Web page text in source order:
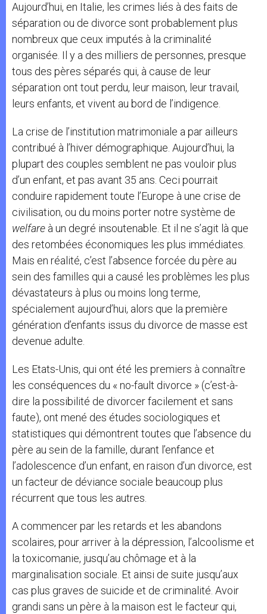
Aujourd’hui, en Italie, les crimes liés à des faits de
séparation ou de divorce sont probablement plus
nombreux que ceux imputés à la criminalité
organisée. Il y a des milliers de personnes, presque
tous des pères séparés qui, à cause de leur
séparation ont tout perdu, leur maison, leur travail,
leurs enfants, et vivent au bord de l’indigence.
La crise de l’institution matrimoniale a par ailleurs
contribué à l’hiver démographique. Aujourd’hui, la
plupart des couples semblent ne pas vouloir plus
d’un enfant, et pas avant 35 ans. Ceci pourrait
conduire rapidement toute l’Europe à une crise de
civilisation, ou du moins porter notre système de
welfare à un degré insoutenable. Et il ne s’agit là que
des retombées économiques les plus immédiates.
Mais en réalité, c’est l’absence forcée du père au
sein des familles qui a causé les problèmes les plus
dévastateurs à plus ou moins long terme,
spécialement aujourd’hui, alors que la première
génération d’enfants issus du divorce de masse est
devenue adulte.
Les Etats-Unis, qui ont été les premiers à connaître
les conséquences du « no-fault divorce » (c’est-à-
dire la possibilité de divorcer facilement et sans
faute), ont mené des études sociologiques et
statistiques qui démontrent toutes que l’absence du
père au sein de la famille, durant l’enfance et
l’adolescence d’un enfant, en raison d’un divorce, est
un facteur de déviance sociale beaucoup plus
récurrent que tous les autres.
A commencer par les retards et les abandons
scolaires, pour arriver à la dépression, l’alcoolisme et
la toxicomanie, jusqu’au chômage et à la
marginalisation sociale. Et ainsi de suite jusqu’aux
cas plus graves de suicide et de criminalité. Avoir
grandi sans un père à la maison est le facteur qui,